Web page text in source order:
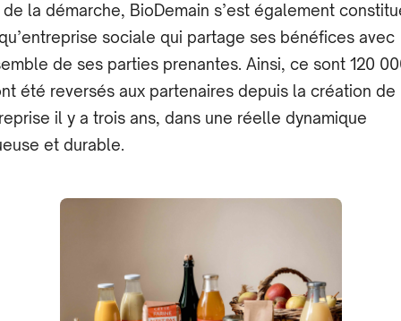
la démarche, BioDemain s’est également
sociale qui partage ses bénéfices avec
de ses parties prenantes. Ainsi, ce sont 120
été reversés aux partenaires depuis la création de
il y a trois ans, dans une réelle dynamique
et durable.